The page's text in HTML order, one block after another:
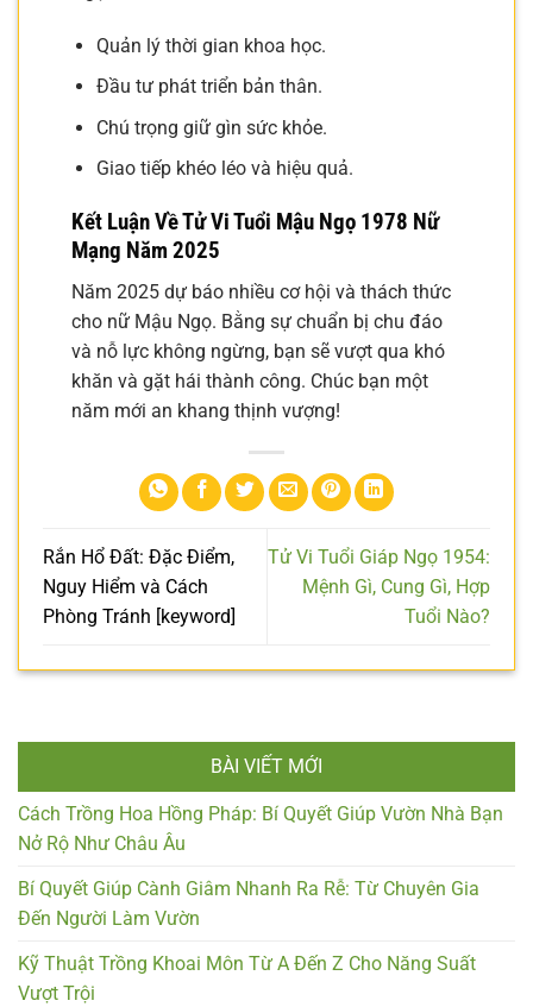
Quản lý thời gian khoa học.
Đầu tư phát triển bản thân.
Chú trọng giữ gìn sức khỏe.
Giao tiếp khéo léo và hiệu quả.
Kết Luận Về Tử Vi Tuổi Mậu Ngọ 1978 Nữ
Mạng Năm 2025
Năm 2025 dự báo nhiều cơ hội và thách thức
cho nữ Mậu Ngọ. Bằng sự chuẩn bị chu đáo
và nỗ lực không ngừng, bạn sẽ vượt qua khó
khăn và gặt hái thành công. Chúc bạn một
năm mới an khang thịnh vượng!
Rắn Hổ Đất: Đặc Điểm,
Nguy Hiểm và Cách
Phòng Tránh [keyword]
Tử Vi Tuổi Giáp Ngọ 1954:
Mệnh Gì, Cung Gì, Hợp
Tuổi Nào?
BÀI VIẾT MỚI
Cách Trồng Hoa Hồng Pháp: Bí Quyết Giúp Vườn Nhà Bạn
Nở Rộ Như Châu Âu
Bí Quyết Giúp Cành Giâm Nhanh Ra Rễ: Từ Chuyên Gia
Đến Người Làm Vườn
Kỹ Thuật Trồng Khoai Môn Từ A Đến Z Cho Năng Suất
Vượt Trội